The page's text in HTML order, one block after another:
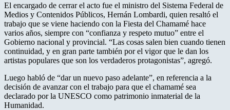
El encargado de cerrar el acto fue el ministro del Sistema Federal de
Medios y Contenidos Públicos, Hernán Lombardi, quien resaltó el
trabajo que se viene haciendo con la Fiesta del Chamamé hace
varios años, siempre con “confianza y respeto mutuo” entre el
Gobierno nacional y provincial. “Las cosas salen bien cuando tienen
continuidad, y en gran parte también por el vigor que le dan los
artistas populares que son los verdaderos protagonistas”, agregó.
Luego habló de “dar un nuevo paso adelante”, en referencia a la
decisión de avanzar con el trabajo para que el chamamé sea
declarado por la UNESCO como patrimonio inmaterial de la
Humanidad.